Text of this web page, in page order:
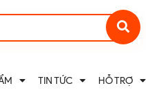
TIN TỨC HỖ TRỢ